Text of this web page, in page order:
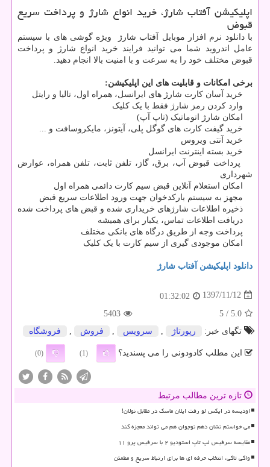
اپلیکیشن آفتاب شارژ، خرید انواع شارژ و پرداخت سریع
قبوض
با دانلود نرم افزار موبایل آفتاب شارژ ویژه گوشی های با سیستم
عامل اندروید شما می توانید فرایند خرید انواع شارژ و پرداخت
قبوض مختلف خود را به سرعت و با امنیت بالا انجام دهید.
برخی امکانات و قابلیت های این اپلیکیشن:
خرید آسان کارت شارژ های ایرانسل، همراه اول، تالیا و رایتل
وارد کردن رمز شارژ فقط با یک کلیک
امکان شارژ اتوماتیک (تاپ آپ)
خرید گیفت کارت های گوگل پلی، آیتونز، مایکروسافت و ...
خرید آنتی ویروس
خرید بسته اینترنت ایرانسل
پرداخت قبوض آب، برق، گاز، تلفن ثابت، تلفن همراه، عوارض
شهرداری
امکان استعلام آنلاین قبض سیم کارت دائمی همراه اول
مجهز به سیستم بارکدخوان جهت ورود اطلاعات سریع قبض
ذخیره اطلاعات شارژهای خریداری شده و قبض های پرداخت شده
دریافت اطلاعات تماس، یکبار برای همیشه
پرداخت وجه از طریق درگاه های بانکی مختلف
امکان موجودی گیری از سیم کارت با یک کلیک
دانلود اپلیکیشن آفتاب شارژ
1397/11/12
01:32:02
5.0
/ 5
5403
تگهای خبر:
رپورتاژ سرویس فروش فروشگاه
این مطلب کادودونی را می پسندید؟ (1)
(0)
تازه ترین مطالب مرتبط
اودیسه در ایکس لو رفت ایلان ماسک در مقابل نولان!
می خواستم نشان دهم نوجوان هم می تواند معجزه کند
مقایسه سرفیس لپ تاپ استودیو ۲ با سرفیس پرو ۱۱
واکی تاکی، انتخاب حرفه ای ها برای ارتباط سریع و مطمئن